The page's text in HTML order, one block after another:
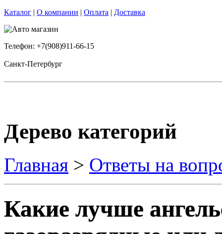
Каталог | О компании | Оплата | Доставка
Телефон: +7(908)911-66-15
Санкт-Петербург
Дерево категорий
Главная > Ответы на
Какие лучше